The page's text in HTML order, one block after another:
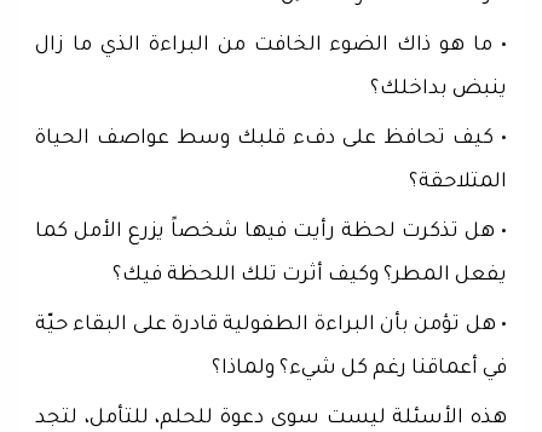
• ما هو ذاك الضوء الخافت من البراءة الذي ما زال
ينبض بداخلك؟
• كيف تحافظ على دفء قلبك وسط عواصف الحياة
المتلاحقة؟
• هل تذكرت لحظة رأيت فيها شخصاً يزرع الأمل كما
يفعل المطر؟ وكيف أثرت تلك اللحظة فيك؟
• هل تؤمن بأن البراءة الطفولية قادرة على البقاء حيّة
في أعماقنا رغم كل شيء؟ ولماذا؟
هذه الأسئلة ليست سوى دعوة للحلم، للتأمل، لتجد